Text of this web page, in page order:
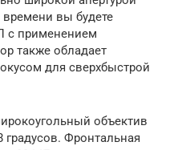
вы будете
с применением
также обладает
для сверхбыстрой
объектив
Фронтальная